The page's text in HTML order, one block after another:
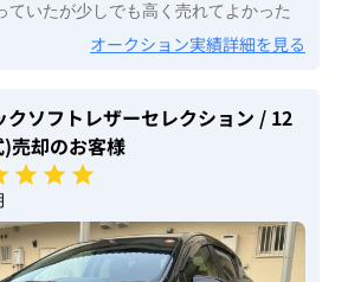
ていたが少しでも高く売れてよかった
オークション実績詳細を見る
クソフトレザーセレクション / 12
売却のお客様